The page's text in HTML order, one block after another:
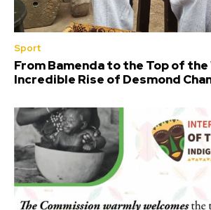
Sport
From Bamenda to the Top of the
Incredible Rise of Desmond